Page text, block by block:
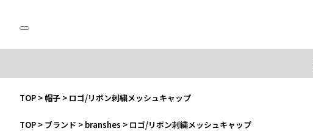
TOP > 帽子 > ロゴ/リボン刺繍メッシュキャップ
TOP > ブランド > branshes > ロゴ/リボン刺繍メッシュキャップ